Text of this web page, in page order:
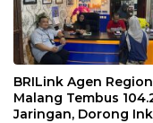
BRILink Agen Region
Malang Tembus
Jaringan, Dorong